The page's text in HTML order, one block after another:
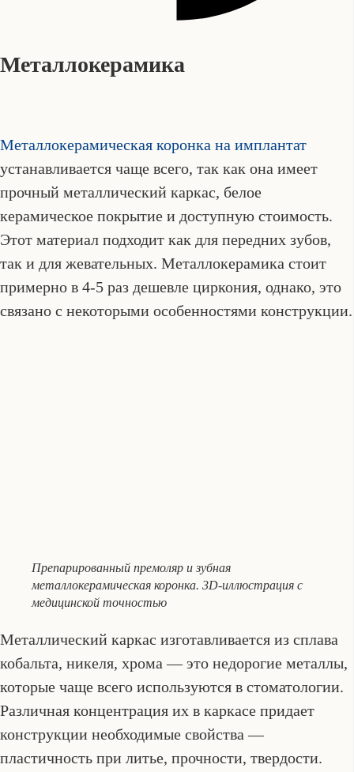
Металлокерамика
Металлокерамическая коронка на имплантат
устанавливается чаще всего, так как она имеет
прочный металлический каркас, белое
керамическое покрытие и доступную стоимость.
Этот материал подходит как для передних зубов,
так и для жевательных. Металлокерамика стоит
примерно в 4-5 раз дешевле циркония, однако, это
связано с некоторыми особенностями конструкции.
Препарированный премоляр и зубная
металлокерамическая коронка. 3D-иллюстрация с
медицинской точностью
Металлический каркас изготавливается из сплава
кобальта, никеля, хрома — это недорогие металлы,
которые чаще всего используются в стоматологии.
Различная концентрация их в каркасе придает
конструкции необходимые свойства —
пластичность при литье, прочности, твердости.